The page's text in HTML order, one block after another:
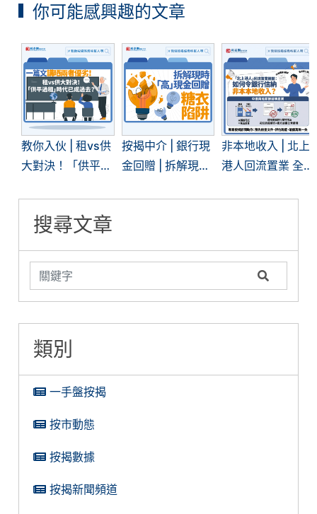
你可能感興趣的文章
教你入伙 | 租vs供
大對決！「供平過
按揭中介 | 銀行現
金回贈 | 拆解現時
非本地收入 | 北上
港人回流置業 全
搜尋文章
類別
一手盤按揭
按市動態
按揭數據
按揭新聞頻道